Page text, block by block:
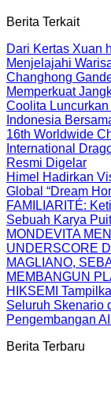
Berita Terkait
Dari Kertas Xuan
Menjelajahi
Changhong
Memperkuat
Coolita
Indonesia
16th Worldwide
International
Resmi Digelar
Himel Hadirkan
Global “Dream
FAMILIARITÉ:
Sebuah Karya
MONDEVITA
UNDERSCORE
MAGLIANO,
MEMBANGUN
HIKSEMI
Seluruh Skenario
Pengembangan
Berita Terbaru